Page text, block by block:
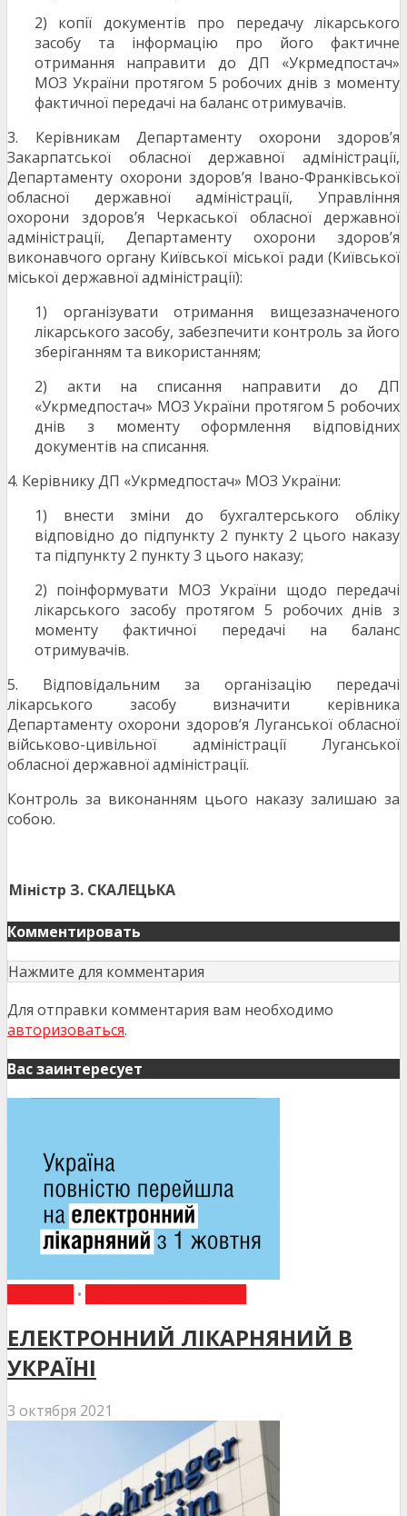
2) копії документів про передачу лікарського
засобу та інформацію про його фактичне
отримання направити до ДП «Укрмедпостач»
МОЗ України протягом 5 робочих днів з моменту
фактичної передачі на баланс отримувачів.
3. Керівникам Департаменту охорони здоров’я
Закарпатської обласної державної адміністрації,
Департаменту охорони здоров’я Івано-Франківської
обласної державної адміністрації, Управління
охорони здоров’я Черкаської обласної державної
адміністрації, Департаменту охорони здоров’я
виконавчого органу Київської міської ради (Київської
міської державної адміністрації):
1) організувати отримання вищезазначеного
лікарського засобу, забезпечити контроль за його
зберіганням та використанням;
2) акти на списання направити до ДП
«Укрмедпостач» МОЗ України протягом 5 робочих
днів з моменту оформлення відповідних
документів на списання.
4. Керівнику ДП «Укрмедпостач» МОЗ України:
1) внести зміни до бухгалтерського обліку
відповідно до підпункту 2 пункту 2 цього наказу
та підпункту 2 пункту 3 цього наказу;
2) поінформувати МОЗ України щодо передачі
лікарського засобу протягом 5 робочих днів з
моменту фактичної передачі на баланс
отримувачів.
5. Відповідальним за організацію передачі
лікарського засобу визначити керівника
Департаменту охорони здоров’я Луганської обласної
військово-цивільної адміністрації Луганської
обласної державної адміністрації.
Контроль за виконанням цього наказу залишаю за
собою.
Міністр З. СКАЛЕЦЬКА
Комментировать
Нажмите для комментария
Для отправки комментария вам необходимо
авторизоваться.
Вас заинтересует
•
ЕЛЕКТРОННИЙ ЛІКАРНЯНИЙ В
УКРАЇНІ
3 октября 2021